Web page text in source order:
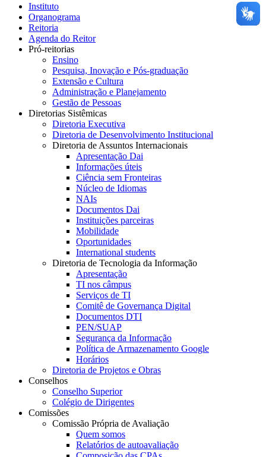
Instituto
Organograma
Reitoria
Agenda do Reitor
Pró-reitorias
Ensino
Pesquisa, Inovação e Pós-graduação
Extensão e Cultura
Administração e Planejamento
Gestão de Pessoas
Diretorias Sistêmicas
Diretoria Executiva
Diretoria de Desenvolvimento Institucional
Diretoria de Assuntos Internacionais
Apresentação Dai
Informações úteis
Ciência sem Fronteiras
Núcleo de Idiomas
NAIs
Documentos Dai
Instituições parceiras
Mobilidade
Oportunidades
International students
Diretoria de Tecnologia da Informação
Apresentação
TI nos câmpus
Serviços de TI
Comitê de Governança Digital
Documentos DTI
PEN/SUAP
Segurança da Informação
Política de Armazenamento Google
Horários
Diretoria de Projetos e Obras
Conselhos
Conselho Superior
Colégio de Dirigentes
Comissões
Comissão Própria de Avaliação
Quem somos
Relatórios de autoavaliação